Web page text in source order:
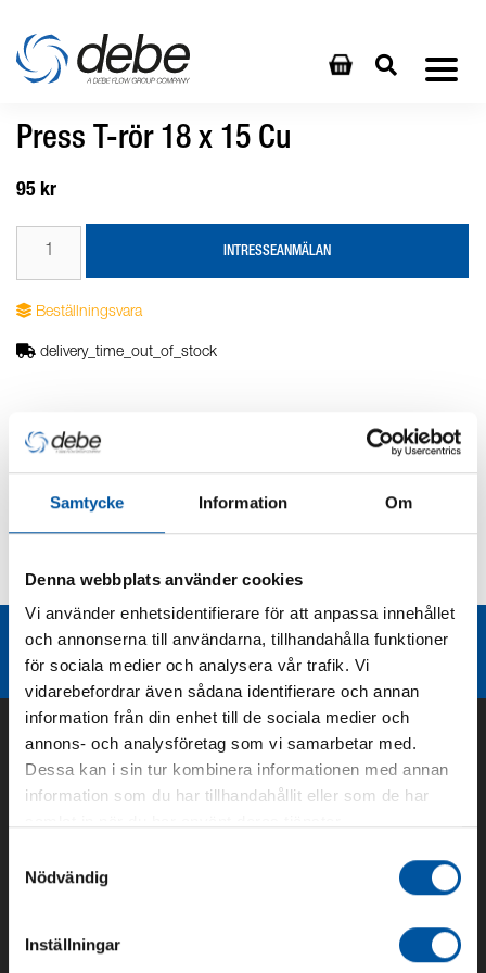
Samtycke Information Om
Denna webbplats använder cookies
Vi använder enhetsidentifierare för att anpassa innehållet
och annonserna till användarna, tillhandahålla funktioner
för sociala medier och analysera vår trafik. Vi
vidarebefordrar även sådana identifierare och annan
information från din enhet till de sociala medier och
annons- och analysföretag som vi samarbetar med.
Dessa kan i sin tur kombinera informationen med annan
information som du har tillhandahållit eller som de har
Nödvändig
Inställningar
Press T-rör 18 x 15 Cu
95 kr
INTRESSEANMÄLAN
Beställningsvara
delivery_time_out_of_stock
Produktbeskrivning
Teknisk dokumentation
Liknande produktgrupper
Om oss